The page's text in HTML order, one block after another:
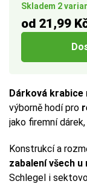
Skladem 2
od 21,99
Dárková krabice
výborně hodí pro
jako firemní
Konstrukcí a
zabalení všech u
Schlegel i